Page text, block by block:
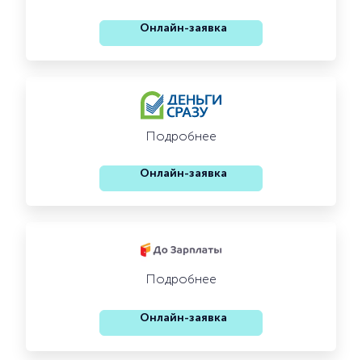
Онлайн-заявка
Подробнее
Онлайн-заявка
Подробнее
Онлайн-заявка